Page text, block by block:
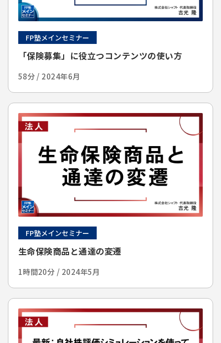
FP塾メインセミナー
「保険募集」に役立つコンテンツの使い方
58分 / 2024年6月
FP塾メインセミナー
生命保険商品と通達の変遷
1時間20分 / 2024年5月